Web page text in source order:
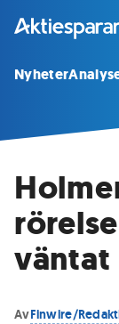
Nyheter
väntat
AvFinwire/